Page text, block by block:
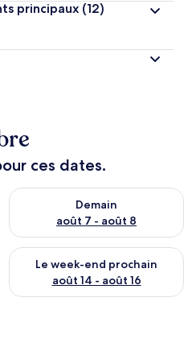
principaux (12)
ces dates.
août 6 - août 7
Demain
août 7 - août 8
Vérifier la disponibilité pour
end août 7 - août 9
Le week-end prochain
août 14 - août 16
Vérifier la disponibilité pour